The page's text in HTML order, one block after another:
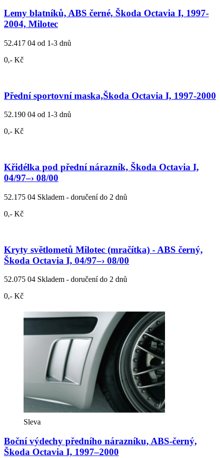
Lemy blatníků, ABS černé, Škoda Octavia I, 1997-
2004, Milotec
52.417 04 od 1-3 dnů
0,- Kč
Přední sportovní maska,Škoda Octavia I, 1997-2000
52.190 04 od 1-3 dnů
0,- Kč
Křidélka pod přední nárazník, Škoda Octavia I,
04/97–› 08/00
52.175 04 Skladem - doručení do 2 dnů
0,- Kč
Kryty světlometů Milotec (mračítka) - ABS černý,
Škoda Octavia I, 04/97–› 08/00
52.075 04 Skladem - doručení do 2 dnů
0,- Kč
Sleva
Boční výdechy předního nárazníku, ABS-černý,
Škoda Octavia I, 1997–2000